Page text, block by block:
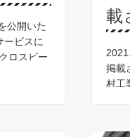
公開いた
ービスに
ロスビー
載
掲載
村工
てい